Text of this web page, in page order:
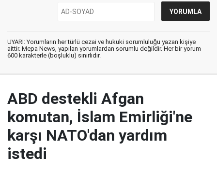
UYARI: Yorumların her türlü cezai ve hukuki sorumluluğu yazan kişiye
aittir. Mepa News, yapılan yorumlardan sorumlu değildir. Her bir yorum
600 karakterle (boşluklu) sınırlıdır.
ABD destekli Afgan
komutan, İslam Emirliği'ne
karşı NATO'dan yardım
istedi